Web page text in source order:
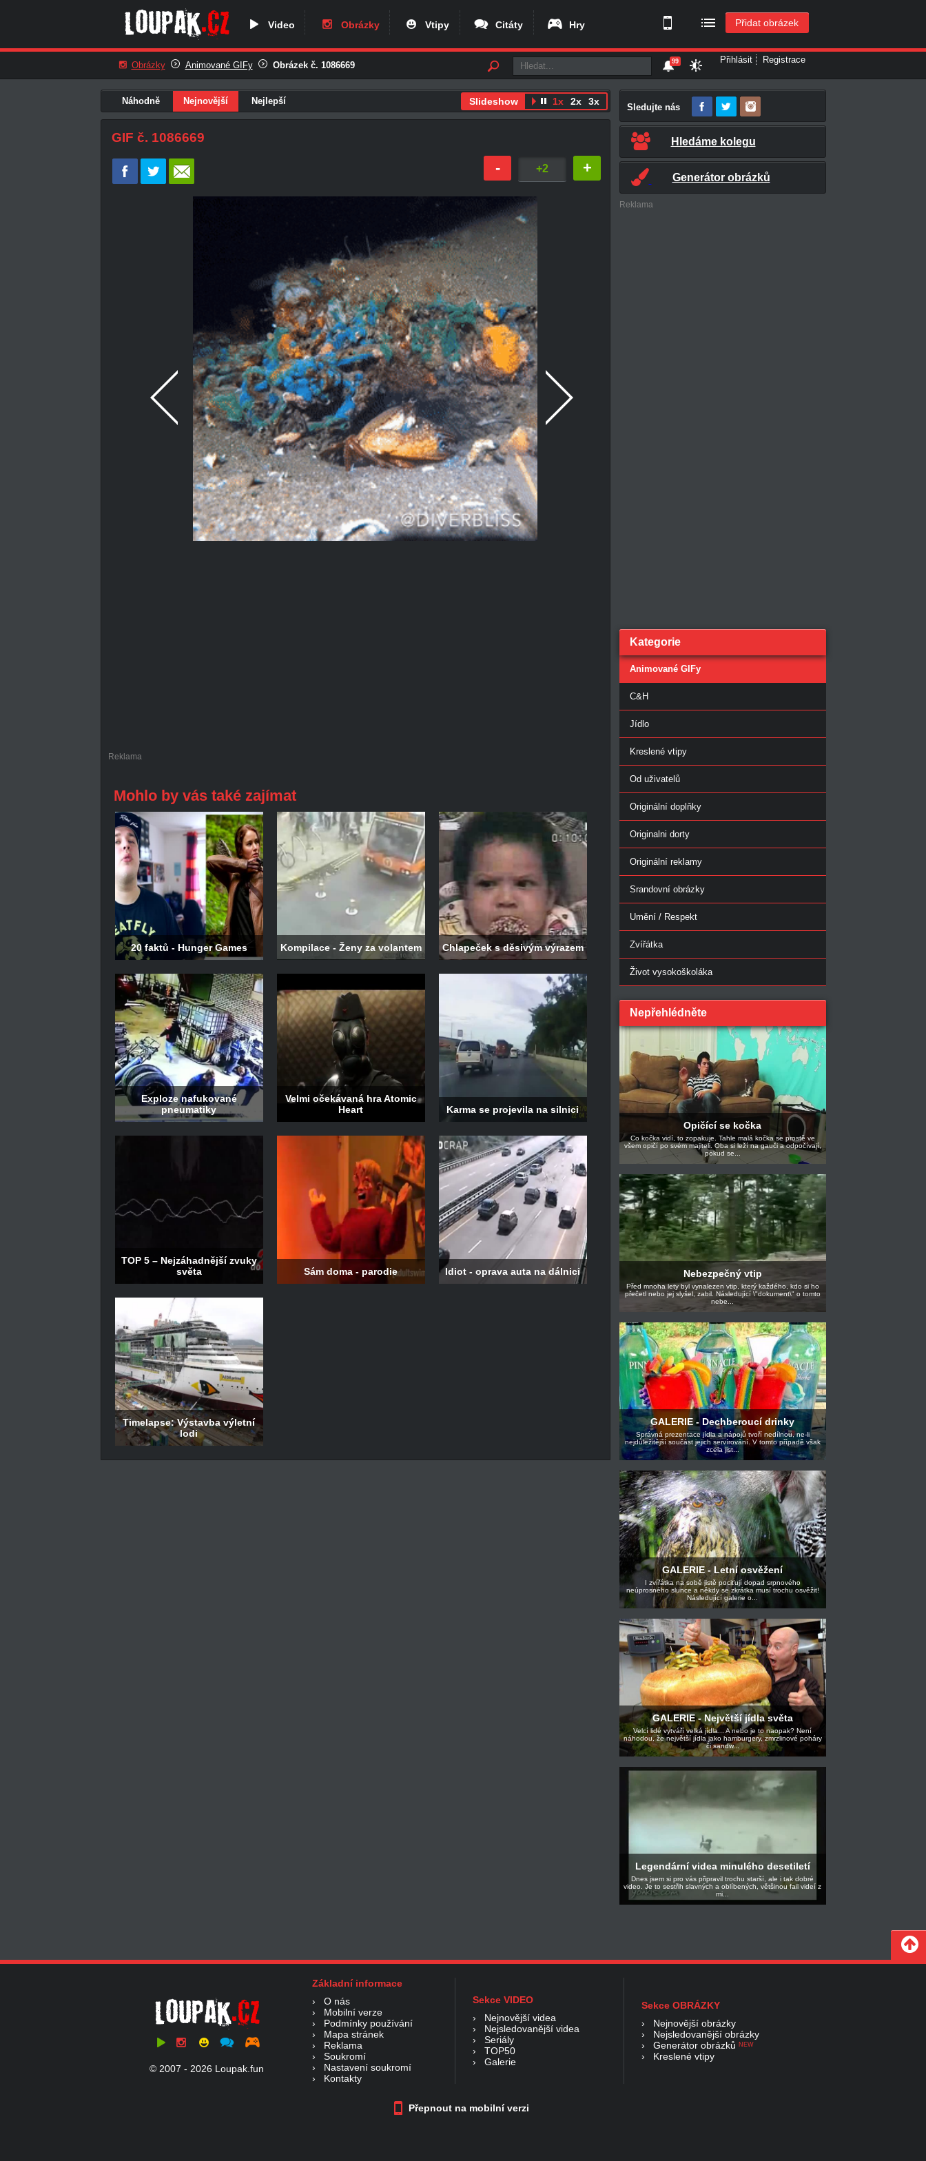
Video Obrázky Vtipy Citáty Hry Přidat obrázek
Obrázky Animované GIFy Obrázek č. 1086669
Přihlásit Registrace
99
Náhodně Nejnovější Nejlepší Slideshow 1x 2x 3x
GIF č. 1086669
- +2 +
Reklama
Mohlo by vás také zajímat
20 faktů - Hunger Games Kompilace - Ženy za volantem Chlapeček s děsivým výrazem
Exploze nafukované
pneumatiky
Velmi očekávaná hra Atomic
Heart
Karma se projevila na silnici
TOP 5 – Nejzáhadnější zvuky
světa
Sám doma - parodie Idiot - oprava auta na dálnici
Timelapse: Výstavba výletní
lodi
Sledujte nás
Hledáme kolegu
Generátor obrázků
Reklama
Kategorie
Animované GIFy
C&H
Jídlo
Kreslené vtipy
Od uživatelů
Originální doplňky
Originalni dorty
Originální reklamy
Srandovní obrázky
Umění / Respekt
Zvířátka
Život vysokoškoláka
Nepřehlédněte
Opičící se kočka
Co kočka vidí, to zopakuje. Tahle malá kočka se prostě ve
všem opičí po svém majiteli. Oba si leží na gauči a odpočívají,
pokud se...
Nebezpečný vtip
Před mnoha lety byl vynalezen vtip, který každého, kdo si ho
přečetl nebo jej slyšel, zabil. Následující \"dokument\" o tomto
nebe...
GALERIE - Dechberoucí drinky
Správná prezentace jídla a nápojů tvoří nedílnou, ne-li
nejdůležitější součást jejich servírování. V tomto případě však
zcela jist...
GALERIE - Letní osvěžení
I zvířátka na sobě jistě pociťují dopad srpnového
neúprosného slunce a někdy se zkrátka musí trochu osvěžit!
Následující galerie o...
GALERIE - Největší jídla světa
Velcí lidé vytváří velká jídla... A nebo je to naopak? Není
náhodou, že největší jídla jako hamburgery, zmrzlinové poháry
či sandw...
Legendární videa minulého desetiletí
Dnes jsem si pro vás připravil trochu starší, ale i tak dobré
video. Je to sestřih slavných a oblíbených, většinou fail videí z
mi...
© 2007 - 2026 Loupak.fun
Základní informace
› O nás
› Mobilní verze
› Podmínky používání
› Mapa stránek
› Reklama
› Soukromí
› Nastavení soukromí
› Kontakty
Sekce VIDEO
› Nejnovější videa
› Nejsledovanější videa
› Seriály
› TOP50
› Galerie
Sekce OBRÁZKY
› Nejnovější obrázky
› Nejsledovanější obrázky
› Generátor obrázků NEW
› Kreslené vtipy
Přepnout na mobilní verzi